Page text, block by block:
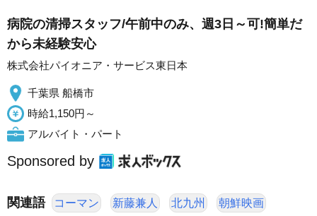
病院の清掃スタッフ/午前中のみ、週3日～可!簡単だ
から未経験安心
株式会社パイオニア・サービス東日本
千葉県 船橋市
時給1,150円～
アルバイト・パート
Sponsored by
関連語 コーマン 新藤兼人 北九州 朝鮮映画